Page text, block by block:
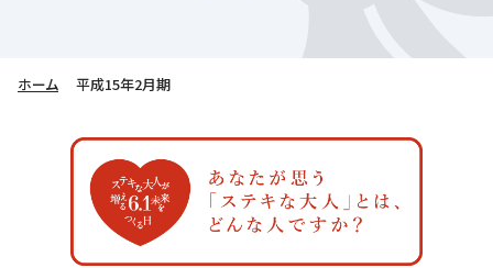
教育理念
社長挨拶
会社概要／組織図
学びの成果
学習塾について
サステナビリティ
お客さま満足度向上の取り組み
労働環境向上の取り組み
株主・投資家向け情報
株主・投資家向け情報
採用情報
ホーム 平成15年2月期